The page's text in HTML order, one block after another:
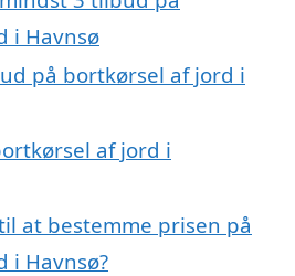
i Havnsø
på bortkørsel af jord i
af jord i
at bestemme prisen på
i Havnsø?